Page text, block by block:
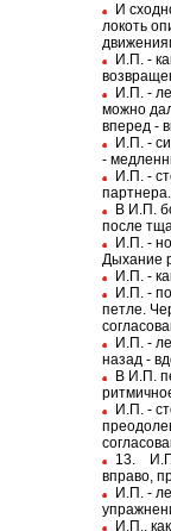
И
локоть
И.П. -
И.П. -
можно
вперед -
И.П. -
-
И.П. -
В И.П.
после
И.П. -
Дыхание
И.П. -
И.П. -
петле.
И.П. -
назад -
В И.П.
И.П. -
13. И.П.
вправо,
И.П. -
И.П.,